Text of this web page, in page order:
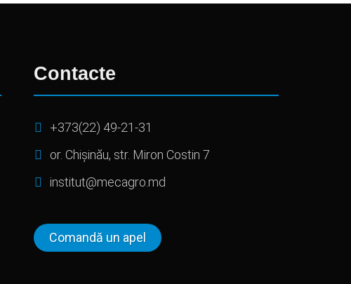
Contacte
+373(22) 49-21-31
or. Chișinău, str. Miron Costin 7
institut@mecagro.md
Comandă un apel